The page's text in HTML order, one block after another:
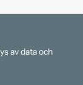
av data och